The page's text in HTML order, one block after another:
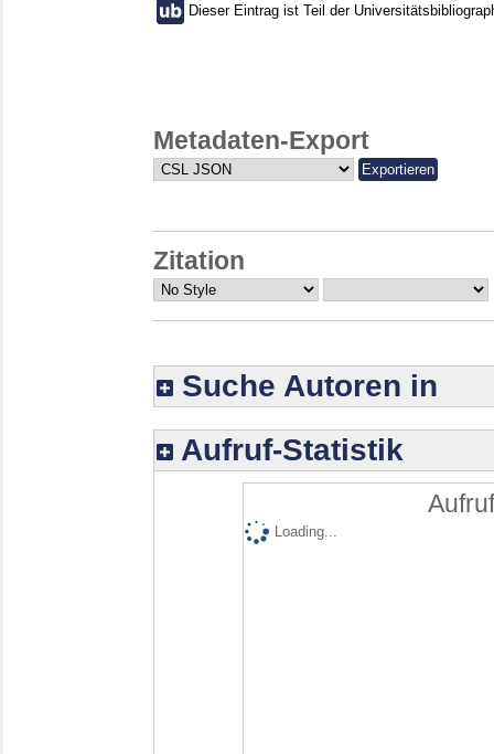
Dieser Eintrag ist Teil der
Metadaten-Export
Zitation
Suche Autoren in
Aufruf-Statistik
Loading...